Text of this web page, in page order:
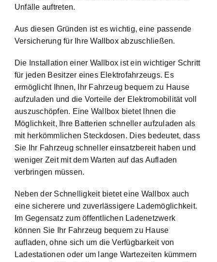
Unfälle auftreten.
Aus diesen Gründen ist es wichtig, eine passende
Versicherung für Ihre Wallbox abzuschließen.
Die Installation einer Wallbox ist ein wichtiger Schritt
für jeden Besitzer eines Elektrofahrzeugs. Es
ermöglicht Ihnen, Ihr Fahrzeug bequem zu Hause
aufzuladen und die Vorteile der Elektromobilität voll
auszuschöpfen. Eine Wallbox bietet Ihnen die
Möglichkeit, Ihre Batterien schneller aufzuladen als
mit herkömmlichen Steckdosen. Dies bedeutet, dass
Sie Ihr Fahrzeug schneller einsatzbereit haben und
weniger Zeit mit dem Warten auf das Aufladen
verbringen müssen.
Neben der Schnelligkeit bietet eine Wallbox auch
eine sicherere und zuverlässigere Lademöglichkeit.
Im Gegensatz zum öffentlichen Ladenetzwerk
können Sie Ihr Fahrzeug bequem zu Hause
aufladen, ohne sich um die Verfügbarkeit von
Ladestationen oder um lange Wartezeiten kümmern